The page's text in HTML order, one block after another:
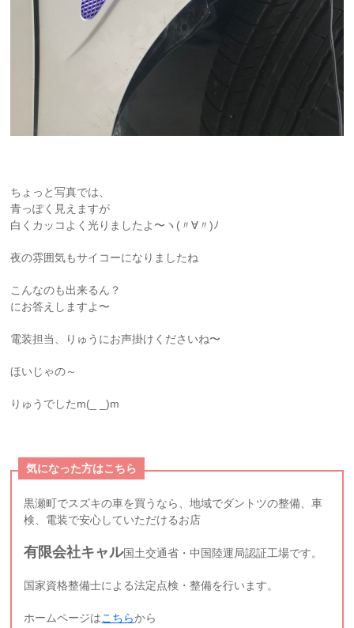
ちょっと写真では、
青っぽく見えますが
白くカッコよく光りましたよ〜ヽ(〃∀〃)ﾉ
夜の雰囲気もサイコーになりましたね
こんなのも出来るん？
にお答えしますよ〜
電装担当、りゅうにお声掛けくださいね〜
ほいじゃの～
りゅうでしたm(_ _)m
気になった方はこちら
黒瀬町でスズキの車を買うなら、地域でダントツの整備、車
検、電装で安心していただけるお店
有限会社キャル国土交通省・中国陸運局認証工場です。
国家資格整備士による法定点検・整備を行います。
ホームページはこちらから